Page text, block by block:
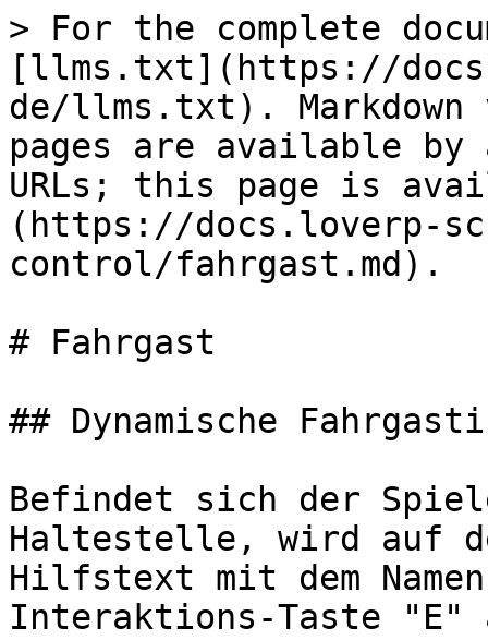
> For the complete
[llms.txt](https://
de/llms.txt). Markdown
pages are available by
URLs; this page is
(https://docs.loverp-
control/fahrgast.md).
# Fahrgast
## Dynamische
Befindet sich der
Haltestelle, wird auf
Hilfstext mit dem
Interaktions-Taste "E"